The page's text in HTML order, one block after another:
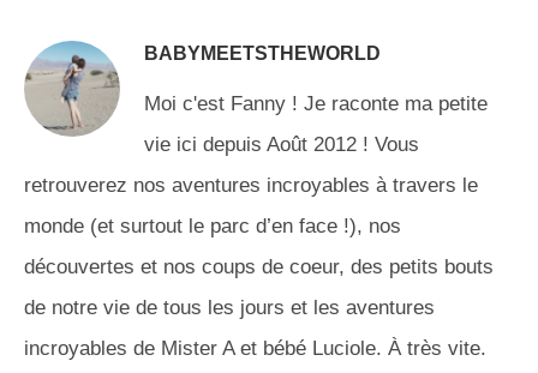
BABYMEETSTHEWORLD
Moi c'est Fanny ! Je raconte ma petite
vie ici depuis Août 2012 ! Vous
retrouverez nos aventures incroyables à travers le
monde (et surtout le parc d’en face !), nos
découvertes et nos coups de coeur, des petits bouts
de notre vie de tous les jours et les aventures
incroyables de Mister A et bébé Luciole. À très vite.